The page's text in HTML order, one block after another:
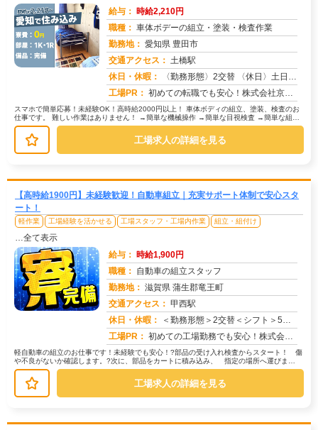
給与： 時給2,210円
職種： 車体ボデーの組立・塗装・検査作業
勤務地： 愛知県 豊田市
交通アクセス： 土橋駅
休日・休暇：
〈勤務形態〉2交替 〈休日〉土日休み ※職場カレンダーによる
工場PR： 初めての転職でも安心！株式会社京栄センターで新しい一歩を踏み出してみませんか？ → 専属コーディネーターが就業ま...
スマホで簡単応募！未経験OK！高時給2000円以上！ 車体ボディの組立、塗装、検査のお
仕事です。 難しい作業はありません！ →簡単な機械操作 →簡単な目視検査 →簡単な組立
作業 未経験の方...
工場求人の詳細を見る
【高時給1900円】未経験歓迎！自動車組立｜充実サポート体制で安心スタ
ート！
軽作業 工場経験を活かせる 工場スタッフ・工場内作業 組立・組付け
…全て表示
給与： 時給1,900円
職種： 自動車の組立スタッフ
勤務地： 滋賀県 蒲生郡竜王町
交通アクセス： 甲西駅
休日・休暇：
＜勤務形態＞2交替＜シフト＞5勤2休＜休日＞工場カレンダーによる/長期休暇/GW /夏季/ 年末年始
工場PR： 初めての工場勤務でも安心！株式会社京栄センターで新しい一歩を踏み出しませんか？→未経験者多数活躍中！先輩たちも最初...
軽自動車の組立のお仕事です！未経験でも安心！?部品の受け入れ検査からスタート！ 傷
や不良がないか確認します。?次に、部品をカートに積み込み、 指定の場所へ運びま
す。?最後は倉庫から必要な部品を探...
工場求人の詳細を見る